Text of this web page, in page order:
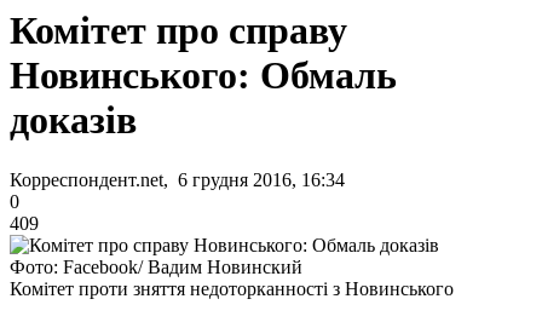
Комітет про справу
Новинського: Обмаль
доказів
Корреспондент.net, 6 грудня 2016, 16:34
0
409
Фото: Facebook/ Вадим Новинский
Комітет проти зняття недоторканності з Новинського